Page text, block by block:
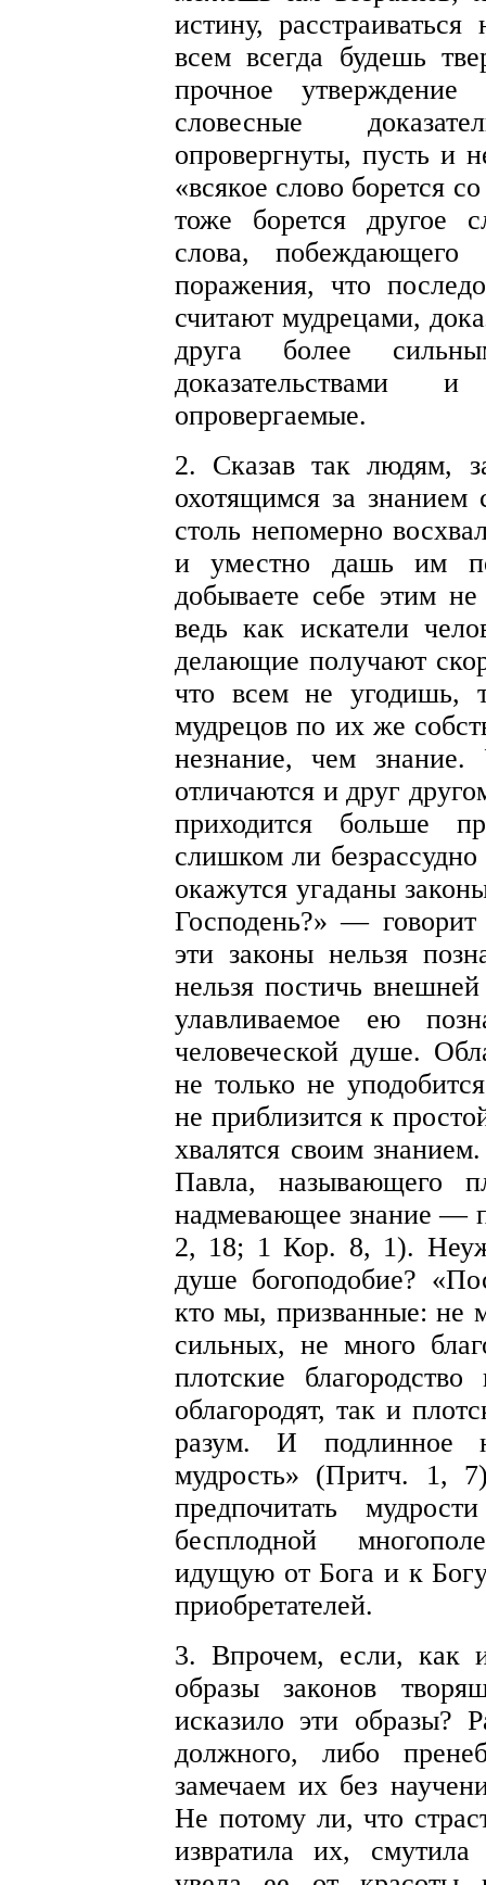
истину,
всем всегда будешь
прочное
словесные
опровергнуты, пусть и
«всякое слово борется
тоже борется другое
слова,
поражения, что
считают мудрецами,
друга более
опровергаемые.
2. Сказав так людям,
охотящимся за
столь непомерно
и уместно дашь им
добываете себе этим
ведь как искатели
делающие получают
что всем не угодишь,
мудрецов по их же
незнание, чем
отличаются и друг
приходится больше
слишком ли
окажутся угаданы
Господень?» —
эти законы нельзя
нельзя постичь
улавливаемое ею
человеческой душе.
не только не
не приблизится к
хвалятся своим
Павла, называющего
надмевающее знание —
2, 18; 1 Кор. 8, 1).
душе богоподобие?
кто мы, призванные: не
сильных, не много
плотские
облагородят, так и
разум. И подлинное
мудрость» (Притч. 1,
предпочитать
бесплодной
идущую от Бога и к
приобретателей.
3. Впрочем, если, как
образы законов
исказило эти образы?
должного, либо
замечаем их без
Не потому ли, что
извратила их,